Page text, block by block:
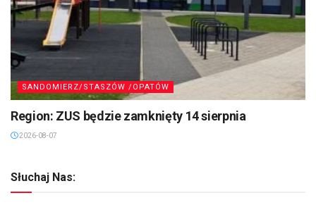
SANDOMIERZ/STASZÓW /OPATÓW
Region: ZUS będzie zamknięty 14 sierpnia
2026-08-07
Słuchaj Nas: